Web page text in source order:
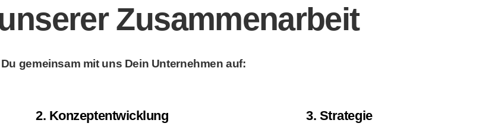
Zusammenarbeit
gemeinsam mit uns Dein Unternehmen auf:
2. Konzeptentwicklung 3. Strategie